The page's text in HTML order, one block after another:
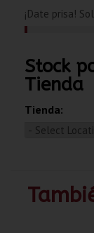
¡Date prisa!
Stock
Tienda
Tienda: